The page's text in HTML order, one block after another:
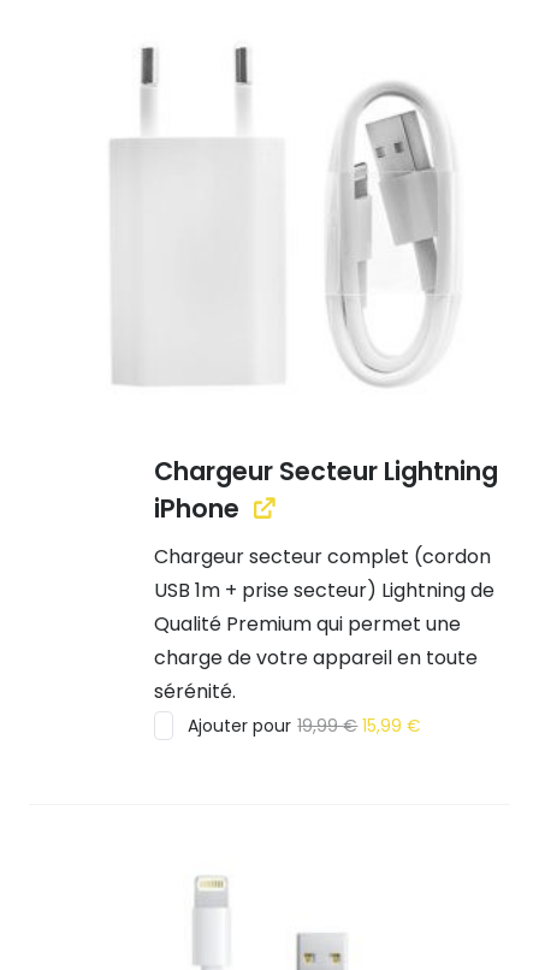
Chargeur Secteur Lightning
iPhone
Chargeur secteur complet (cordon
USB 1m + prise secteur) Lightning de
Qualité Premium qui permet une
charge de votre appareil en toute
sérénité.
Ajouter pour 19,99€Le
prix
15,99€